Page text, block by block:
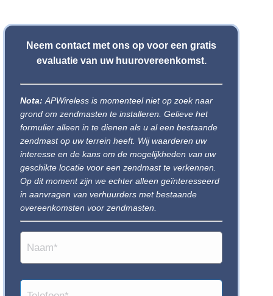
Neem contact met ons op voor een gratis
evaluatie van uw huurovereenkomst.
Nota: APWireless is momenteel niet op zoek naar
grond om zendmasten te installeren. Gelieve het
formulier alleen in te dienen als u al een bestaande
zendmast op uw terrein heeft. Wij waarderen uw
interesse en de kans om de mogelijkheden van uw
geschikte locatie voor een zendmast te verkennen.
Op dit moment zijn we echter alleen geïnteresseerd
in aanvragen van verhuurders met bestaande
overeenkomsten voor zendmasten.
Name
(Vereist)
Telephone